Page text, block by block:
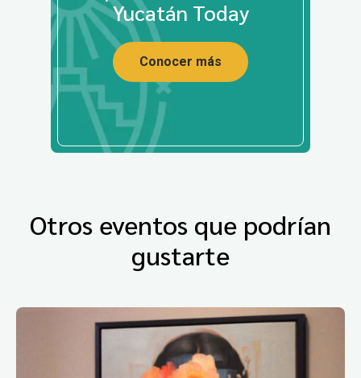
Yucatán Today
Conocer más
Otros eventos que podrían
gustarte